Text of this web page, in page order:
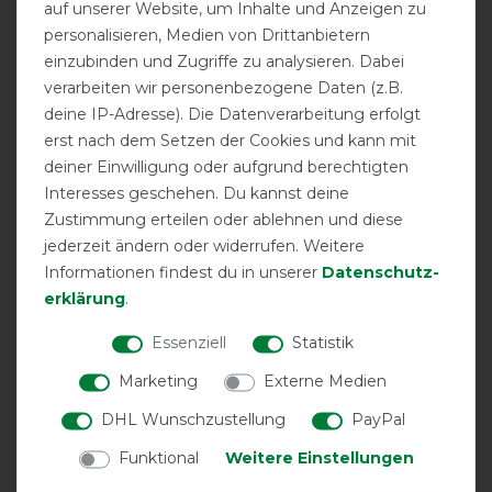
Product Rating
5/5
product experience
calculated from 37 customer reviews
Positive
100%
Neutral
LATEST REVIEWS
Erscheint doch etwas warm
auf unserer Website, um Inhalte und Anzeigen zu
personalisieren, Medien von Drittanbietern
einzubinden und Zugriffe zu analysieren. Dabei
verarbeiten wir personenbezogene Daten (z.B.
deine IP-Adresse). Die Datenverarbeitung erfolgt
erst nach dem Setzen der Cookies und kann mit
deiner Einwilligung oder aufgrund berechtigten
Interesses geschehen. Du kannst deine
Zustimmung erteilen oder ablehnen und diese
jederzeit ändern oder widerrufen. Weitere
Informationen findest du in unserer Daten­schutz­
erklärung.
Essenziell
Statistik
Marketing
Externe Medien
DHL Wunschzustellung
PayPal
Funktional
Weitere Einstellungen